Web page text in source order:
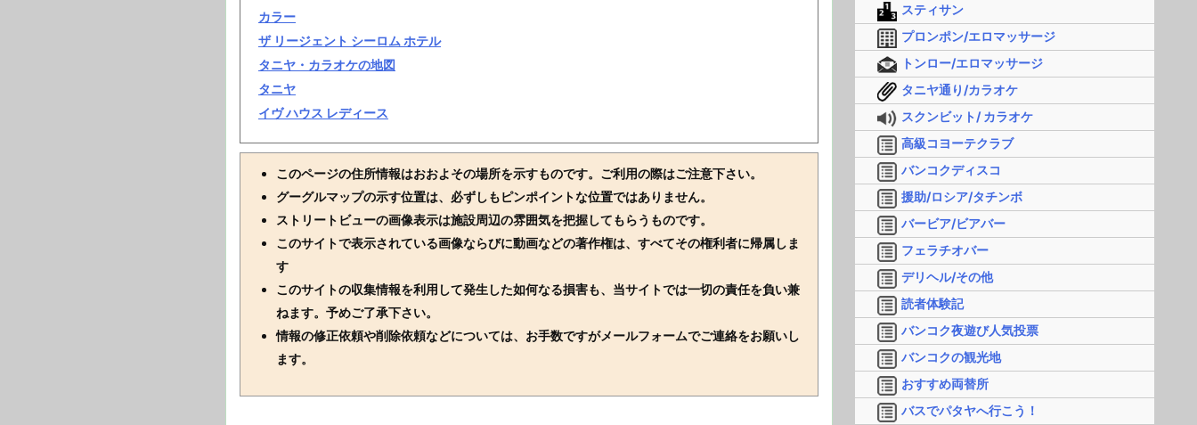
カラー
ザ リージェント シーロム ホテル
タニヤ・カラオケの地図
タニヤ
イヴ ハウス レディース
このページの住所情報はおおよその場所を示すものです。ご利用の際はご注意下さい。
グーグルマップの示す位置は、必ずしもピンポイントな位置ではありません。
ストリートビューの画像表示は施設周辺の雰囲気を把握してもらうものです。
このサイトで表示されている画像ならびに動画などの著作権は、すべてその権利者に帰属しま
す
このサイトの収集情報を利用して発生した如何なる損害も、当サイトでは一切の責任を負い兼
ねます。予めご了承下さい。
情報の修正依頼や削除依頼などについては、お手数ですがメールフォームでご連絡をお願いし
ます。
スティサン
プロンポン/エロマッサージ
トンロー/エロマッサージ
タニヤ通り/カラオケ
スクンビット/ カラオケ
高級コヨーテクラブ
バンコクディスコ
援助/ロシア/タチンボ
バービア/ビアバー
フェラチオバー
デリヘル/その他
読者体験記
バンコク夜遊び人気投票
バンコクの観光地
おすすめ両替所
バスでパタヤへ行こう！